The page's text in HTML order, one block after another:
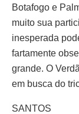
Botafogo e
muito sua
inesperada
fartamente
grande. O
em busca do
SANTOS